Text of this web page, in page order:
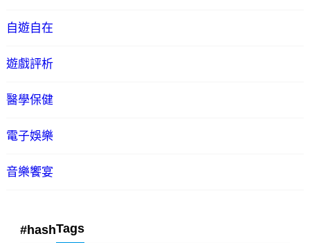
自遊自在
遊戲評析
醫學保健
電子娛樂
音樂饗宴
#hashTags